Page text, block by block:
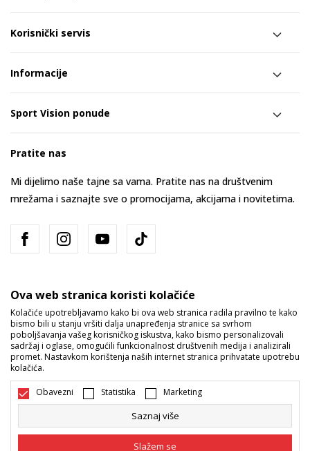
Korisnički servis
Informacije
Sport Vision ponude
Pratite nas
Mi dijelimo naše tajne sa vama. Pratite nas na društvenim
mrežama i saznajte sve o promocijama, akcijama i novitetima.
Bosna i Hercegovina Promijenite
Nastojimo da budemo što precizniji u opisu proizvoda, prikazu slika i
Ova web stranica koristi kolačiće
Kolačiće upotrebljavamo kako bi ova web stranica radila pravilno te kako
bismo bili u stanju vršiti dalja unapređenja stranice sa svrhom
poboljšavanja vašeg korisničkog iskustva, kako bismo personalizovali
sadržaj i oglase, omogućili funkcionalnost društvenih medija i analizirali
promet. Nastavkom korištenja naših internet stranica prihvatate upotrebu
kolačića.
Obavezni Statistika Marketing
Saznaj više
Slažem se